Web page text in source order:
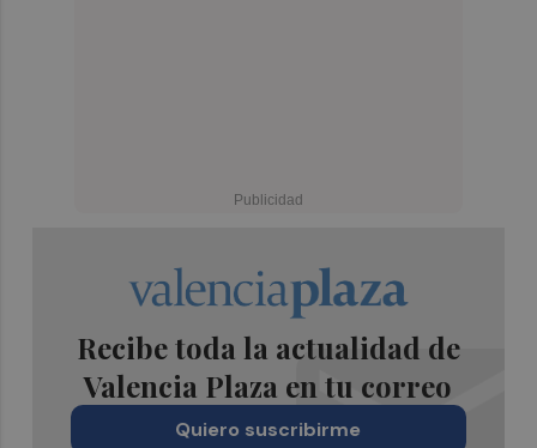
Recibe toda la actualidad de
Valencia Plaza en tu correo
Quiero suscribirme